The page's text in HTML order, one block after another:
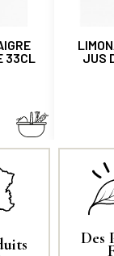
33CL
JUS
Des